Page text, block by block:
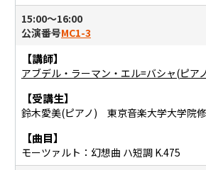
15:00〜16:00
公演番号MC1-3
【講師】
アブデル・ラーマン・エル=バシャ(ピア
【受講生】
鈴木愛美(ピアノ) 東京音楽大学大学院
【曲目】
モーツァルト：幻想曲 ハ短調 K.475